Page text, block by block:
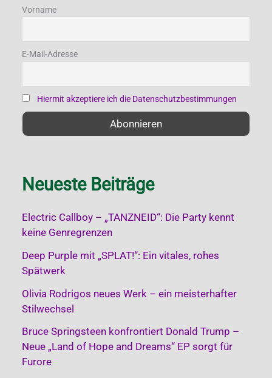
n
c
:
Vorname
E-Mail-Adresse
Hiermit akzeptiere ich die Datenschutzbestimmungen
Neueste Beiträge
Electric Callboy – „TANZNEID“: Die Party kennt
keine Genregrenzen
Deep Purple mit „SPLAT!“: Ein vitales, rohes
Spätwerk
Olivia Rodrigos neues Werk – ein meisterhafter
Stilwechsel
Bruce Springsteen konfrontiert Donald Trump –
Neue „Land of Hope and Dreams“ EP sorgt für
Furore